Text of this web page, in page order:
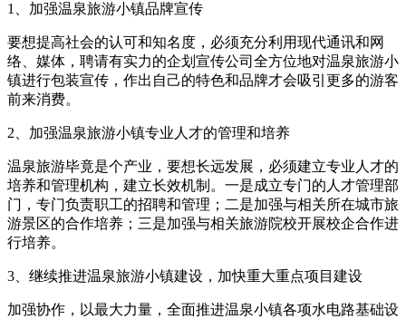
1、加强温泉旅游小镇品牌宣传
要想提高社会的认可和知名度，必须充分利用现代通讯和网
络、媒体，聘请有实力的企划宣传公司全方位地对温泉旅游小
镇进行包装宣传，作出自己的特色和品牌才会吸引更多的游客
前来消费。
2、加强温泉旅游小镇专业人才的管理和培养
温泉旅游毕竟是个产业，要想长远发展，必须建立专业人才的
培养和管理机构，建立长效机制。一是成立专门的人才管理部
门，专门负责职工的招聘和管理；二是加强与相关所在城市旅
游景区的合作培养；三是加强与相关旅游院校开展校企合作进
行培养。
3、继续推进温泉旅游小镇建设，加快重大重点项目建设
加强协作，以最大力量，全面推进温泉小镇各项水电路基础设